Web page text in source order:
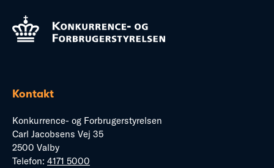
Kontakt
Konkurrence- og Forbrugerstyrelsen
Carl Jacobsens Vej 35
2500 Valby
Telefon: 4171 5000